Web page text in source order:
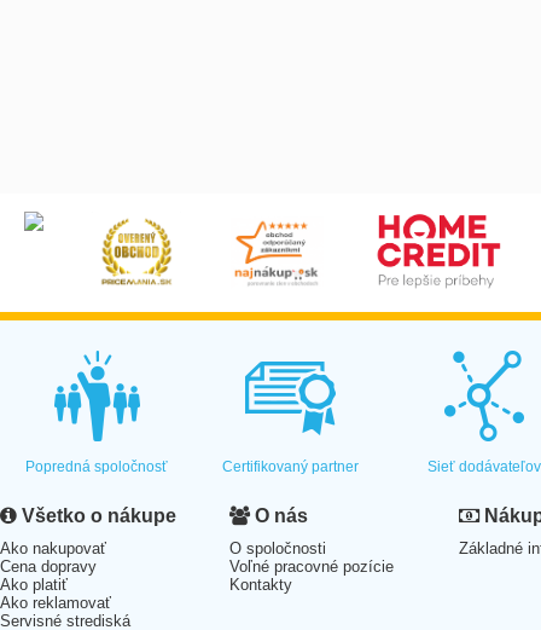
Popredná spoločnosť Certifikovaný partner Sieť dodávateľov
Všetko o nákupe
Ako nakupovať
Cena dopravy
Ako platiť
Ako reklamovať
Servisné strediská
O nás
O spoločnosti
Voľné pracovné pozície
Kontakty
Základné